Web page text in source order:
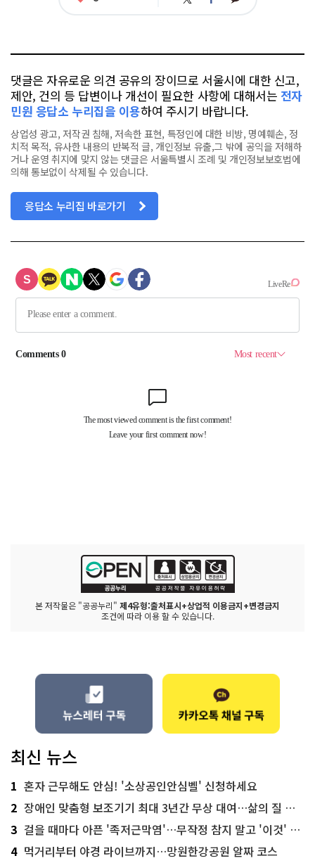
댓글은 자유로운 의견 공유의 장이므로 서울시에 대한 신고,
제안, 건의 등 답변이나 개선이 필요한 사항에 대해서는 전자
민원 응답소 누리집을 이용하여 주시기 바랍니다.
상업성 광고, 저작권 침해, 저속한 표현, 특정인에 대한 비방, 명예훼손, 정
치적 목적, 유사한 내용의 반복적 글, 개인정보 유출,그 밖에 공익을 저해하
거나 운영 취지에 맞지 않는 댓글은 서울특별시 조례 및 개인정보보호법에
의해 통보없이 삭제될 수 있습니다.
응답소 누리집 바로가기
본 저작물은 "공공누리" 제4유형:출처표시+상업적 이용금지+변경금지
조건에 따라 이용 할 수 있습니다.
최신 뉴스
1 혼자 근무해도 안심! '소상공인안심벨' 신청하세요
2 장애인 맞춤형 보조기기 최대 3년간 무상 대여…삶의 질 높인다
3 걸을 때마다 아픈 '족저근막염'…무작정 참지 말고 '이것' 해보세요!
4 먹거리부터 야경 라이브까지…망원한강공원 알짜 코스